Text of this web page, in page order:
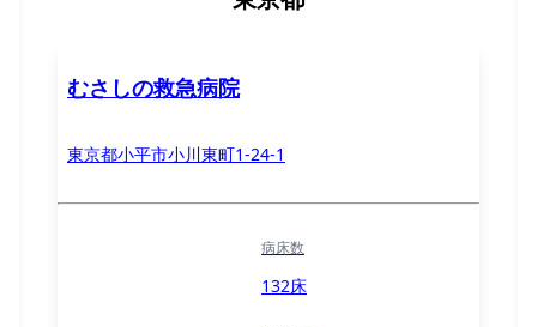
むさしの救急病院
東京都小平市小川東町1-24-1
病床数
132床